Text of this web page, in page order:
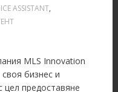
ASSISTANT,
MLS Innovation
бизнес и
цел предоставяне